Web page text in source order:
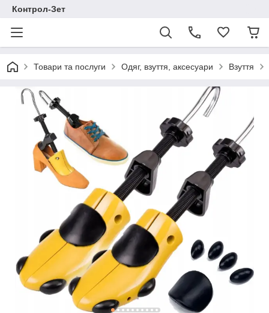
Контрол-Зет
Товари та послуги Одяг, взуття, аксесуари Взуття